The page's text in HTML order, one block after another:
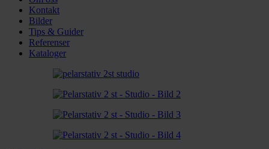
Kontakt
Bilder
Tips & Guider
Referenser
Kataloger